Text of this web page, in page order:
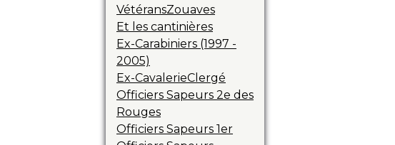
VétéransZouaves
Et les cantinières
Ex-Carabiniers (1997 -
2005)
Ex-CavalerieClergé
Officiers Sapeurs 2e des
Rouges
Officiers Sapeurs 1er